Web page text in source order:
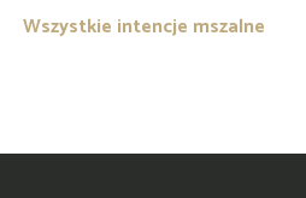
Wszystkie intencje mszalne